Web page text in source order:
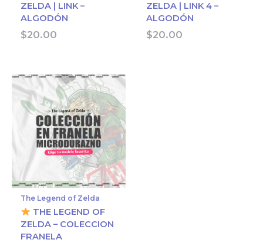
ZELDA | LINK –
ALGODÓN
$20.00
ZELDA | LINK 4 –
ALGODÓN
$20.00
The Legend of Zelda
THE LEGEND OF
ZELDA – COLECCION
FRANELA